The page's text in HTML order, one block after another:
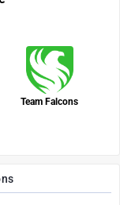
Team Falcons